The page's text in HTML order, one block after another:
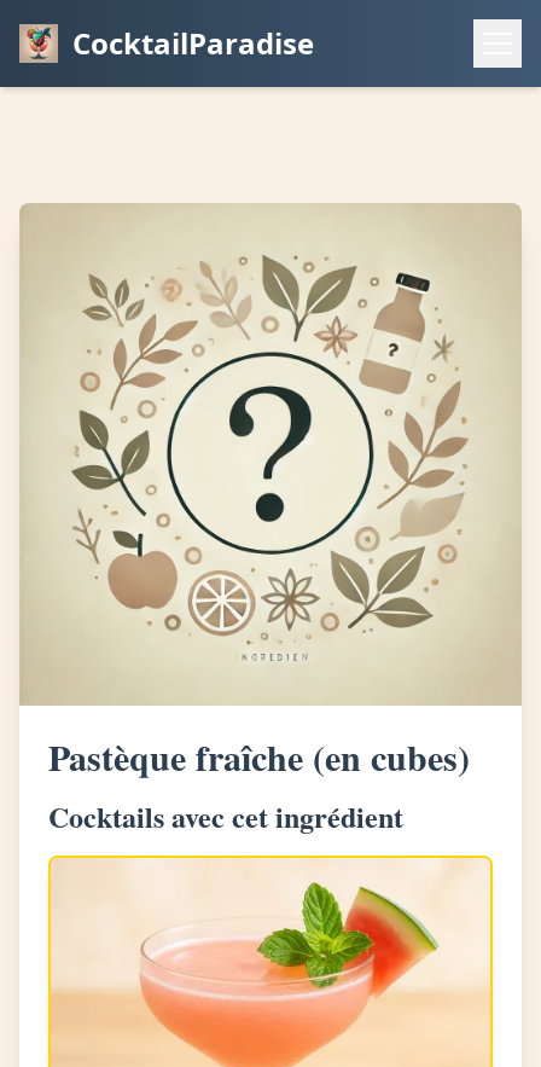
CocktailParadise
Pastèque fraîche (en cubes)
Cocktails avec cet ingrédient